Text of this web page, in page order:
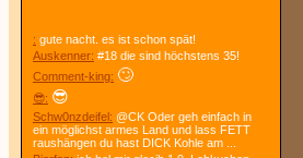
: gute nacht. es ist schon spät!
Auskenner: #18 die sind höchstens 35!
Comment-king: 🙄
😎: 😎
Schw0nzdeifel: @CK Oder geh einfach in
ein möglichst armes Land und lass FETT
raushängen du hast DICK Kohle am ...